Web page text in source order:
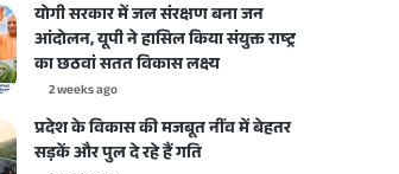
योगी सरकार में जल संरक्षण बना जन
आंदोलन, यूपी ने हासिल किया संयुक्त राष्ट्र
का छठवां सतत विकास लक्ष्य
2 weeks ago
प्रदेश के विकास की मजबूत नींव में बेहतर
सड़कें और पुल दे रहे हैं गति